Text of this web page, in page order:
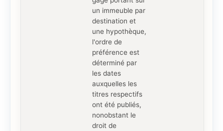
un immeuble par
destination et
une hypothèque,
l'ordre de
préférence est
déterminé par
les dates
auxquelles les
titres respectifs
ont été publiés,
nonobstant le
droit de